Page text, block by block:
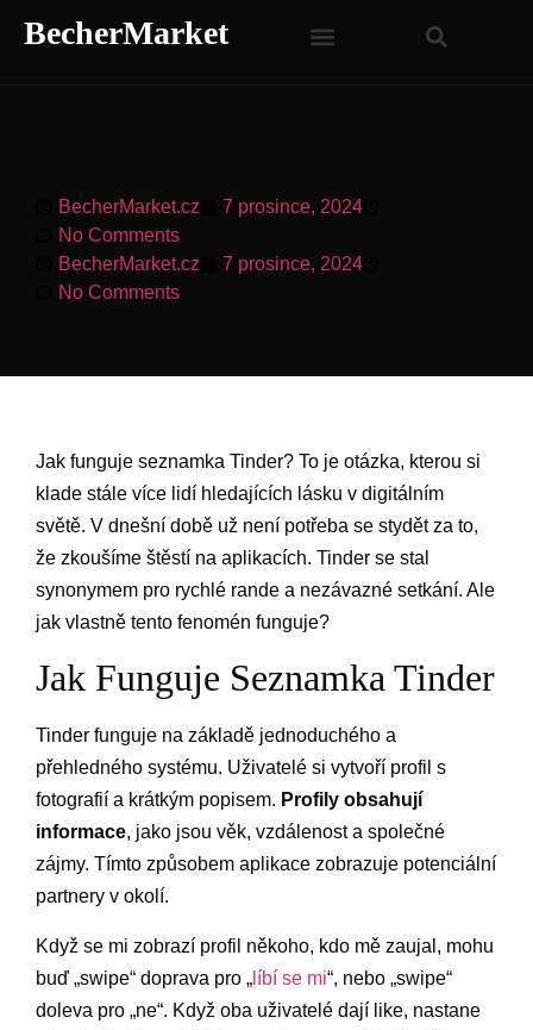
BecherMarket
BecherMarket.cz 7 prosince, 2024
No Comments
BecherMarket.cz
7 prosince, 2024
No Comments
Jak funguje seznamka Tinder? To je otázka, kterou si
klade stále více lidí hledajících lásku v digitálním
světě. V dnešní době už není potřeba se stydět za to,
že zkoušíme štěstí na aplikacích. Tinder se stal
synonymem pro rychlé rande a nezávazné setkání. Ale
jak vlastně tento fenomén funguje?
Jak Funguje Seznamka Tinder
Tinder funguje na základě jednoduchého a
přehledného systému. Uživatelé si vytvoří profil s
fotografií a krátkým popisem. Profily obsahují
informace, jako jsou věk, vzdálenost a společné
zájmy. Tímto způsobem aplikace zobrazuje potenciální
partnery v okolí.
Když se mi zobrazí profil někoho, kdo mě zaujal, mohu
buď „swipe“ doprava pro „ líbí se mi“, nebo „swipe“
doleva pro „ne“. Když oba uživatelé dají like, nastane